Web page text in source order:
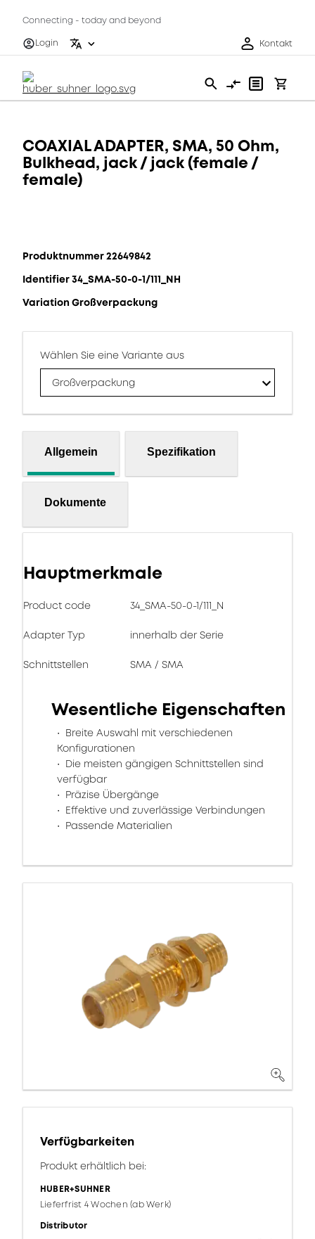
Connecting - today and beyond
Login
Kontakt
COAXIAL ADAPTER, SMA, 50 Ohm,
Bulkhead, jack / jack (female /
female)
Produktnummer 22649842
Identifier 34_SMA-50-0-1/111_NH
Variation Großverpackung
Wählen Sie eine Variante aus
Großverpackung
Allgemein Spezifikation
Dokumente
Hauptmerkmale
Product code 34_SMA-50-0-1/111_N
Adapter Typ innerhalb der Serie
Schnittstellen SMA / SMA
Wesentliche Eigenschaften
Breite Auswahl mit verschiedenen
Konfigurationen
Die meisten gängigen Schnittstellen sind
verfügbar
Präzise Übergänge
Effektive und zuverlässige Verbindungen
Passende Materialien
Verfügbarkeiten
Produkt erhältlich bei:
HUBER+SUHNER
Lieferfrist 4 Wochen (ab Werk)
Distributor